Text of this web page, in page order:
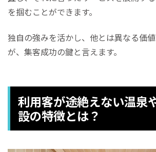
を掴むことができます。
独自の強みを活かし、他とは異なる価
が、集客成功の鍵と言えます。
利用客が途絶えない温泉
設の特徴とは？